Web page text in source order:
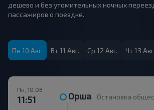
дешево и без утомительных ночных
пассажиров о поездке.
Пн 10 Авг. Вт 11 Авг. Ср 12 Авг. Чт 13 Авг.
Пн, 10.08
11:51 Орша Остановка общественного